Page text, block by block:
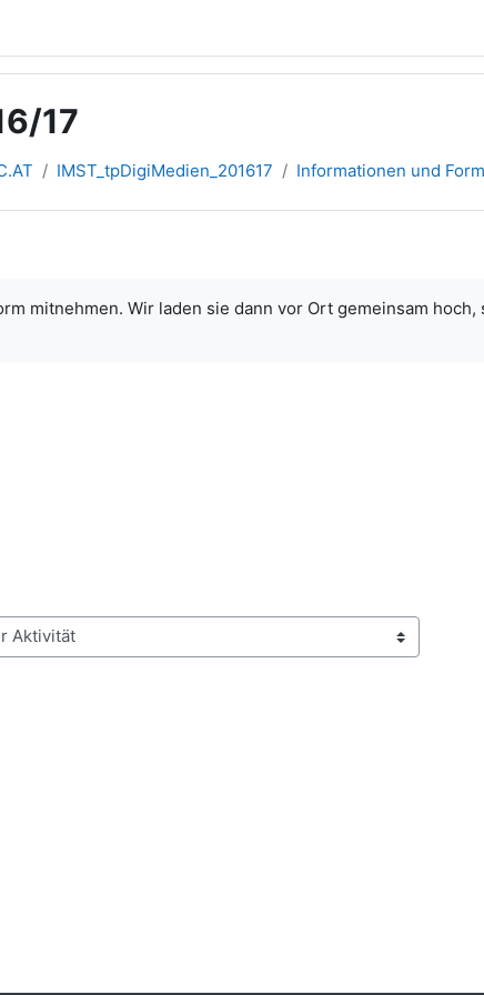
17
IMST_tpDigiMedien_201617 Informationen und
mitnehmen. Wir laden sie dann vor Ort gemeinsam
Aktivität